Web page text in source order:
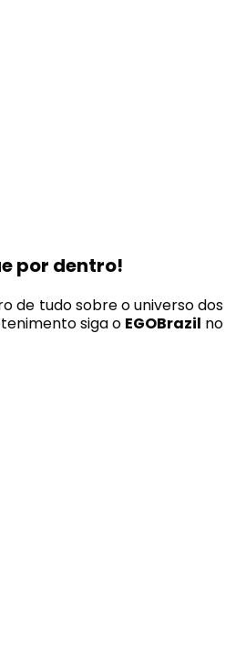
por dentro!
de tudo sobre o universo dos
siga o EGOBrazil no